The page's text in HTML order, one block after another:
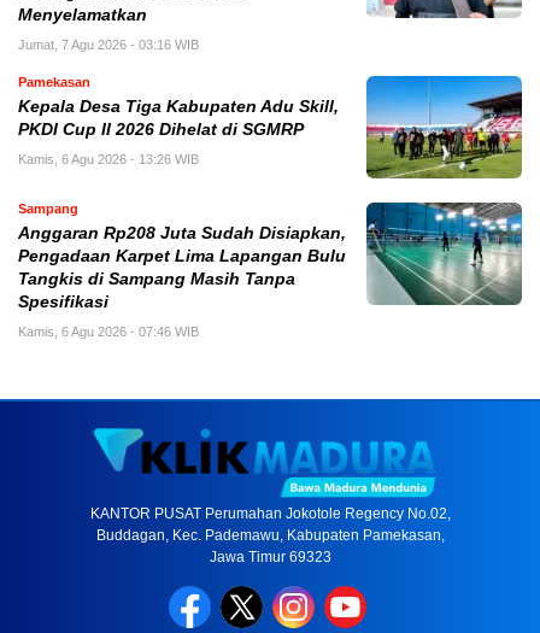
Menyelamatkan
Jumat, 7 Agu 2026 - 03:16 WIB
Pamekasan
Kepala Desa Tiga Kabupaten Adu Skill,
PKDI Cup II 2026 Dihelat di SGMRP
Kamis, 6 Agu 2026 - 13:26 WIB
Sampang
Anggaran Rp208 Juta Sudah Disiapkan,
Pengadaan Karpet Lima Lapangan Bulu
Tangkis di Sampang Masih Tanpa
Spesifikasi
Kamis, 6 Agu 2026 - 07:46 WIB
KANTOR PUSAT Perumahan Jokotole Regency No.02,
Buddagan, Kec. Pademawu, Kabupaten Pamekasan,
Jawa Timur 69323